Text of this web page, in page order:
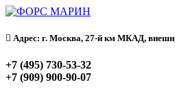
Адрес: г. Москва, 27-й км МКАД,
+7 (495) 730-53-32
+7 (909) 900-90-07